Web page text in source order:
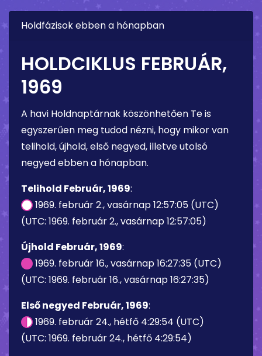
Holdfázisok ebben a hónapban
HOLDCIKLUS FEBRUÁR,
1969
A havi Holdnaptárnak köszönhetően Te is
egyszerűen meg tudod nézni, hogy mikor van
telihold, újhold, első negyed, illetve utolsó
negyed ebben a hónapban.
Telihold Február, 1969:
1969. február 2., vasárnap 12:57:05 (UTC)
(UTC: 1969. február 2., vasárnap 12:57:05)
Újhold Február, 1969:
1969. február 16., vasárnap 16:27:35 (UTC)
(UTC: 1969. február 16., vasárnap 16:27:35)
Első negyed Február, 1969:
1969. február 24., hétfő 4:29:54 (UTC)
(UTC: 1969. február 24., hétfő 4:29:54)